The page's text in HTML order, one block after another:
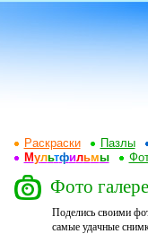
Раскраски
Пазлы
Мультфильмы
Фото
Поделись своими
самые удачные